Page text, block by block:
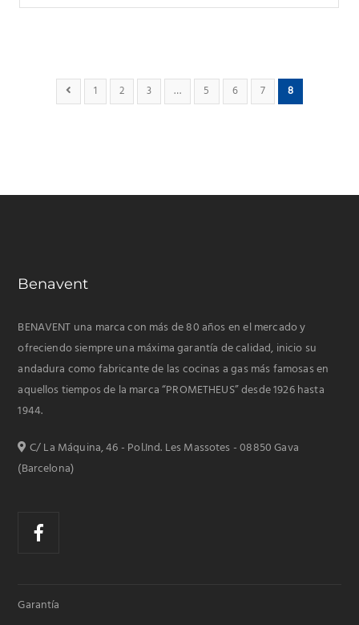
1 2 3 … 5 6 7 8
Benavent
BENAVENT una marca con más de 80 años en el mercado y
ofreciendo siempre una máxima garantía de calidad, inicio su
andadura como fabricante de las cocinas a gas más famosas en
aquellos tiempos de la marca “PROMETHEUS” desde 1926 hasta
1944.
C/ La Máquina, 46 - Pol.Ind. Les Massotes - 08850 Gava
(Barcelona)
Garantía